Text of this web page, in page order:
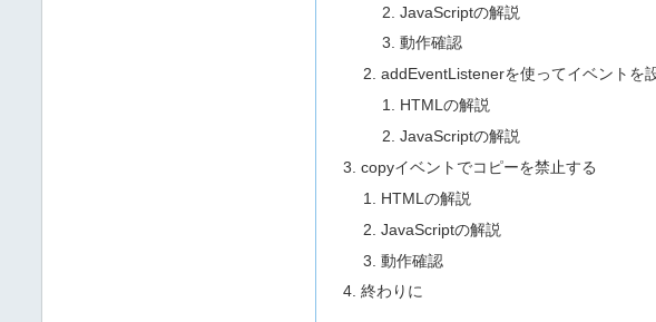
JavaScriptの解説
動作確認
addEventListenerを使ってイベントを
HTMLの解説
JavaScriptの解説
copyイベントでコピーを禁止する
HTMLの解説
JavaScriptの解説
動作確認
終わりに